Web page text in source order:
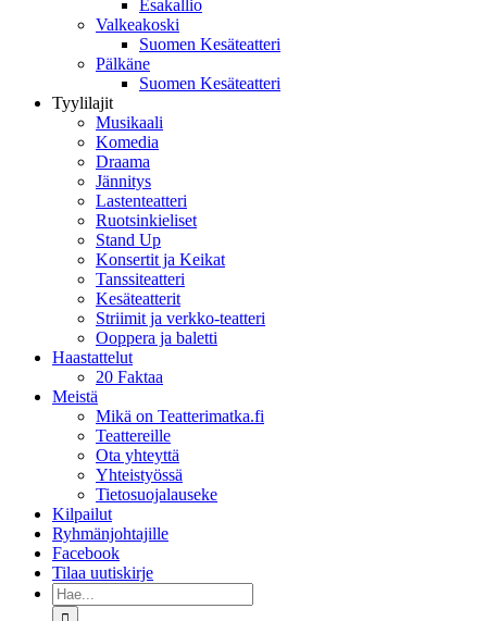
Esakallio
Valkeakoski
Suomen Kesäteatteri
Pälkäne
Suomen Kesäteatteri
Tyylilajit
Musikaali
Komedia
Draama
Jännitys
Lastenteatteri
Ruotsinkieliset
Stand Up
Konsertit ja Keikat
Tanssiteatteri
Kesäteatterit
Striimit ja verkko-teatteri
Ooppera ja baletti
Haastattelut
20 Faktaa
Meistä
Mikä on Teatterimatka.fi
Teattereille
Ota yhteyttä
Yhteistyössä
Tietosuojalauseke
Kilpailut
Ryhmänjohtajille
Facebook
Tilaa uutiskirje
Etsi
...